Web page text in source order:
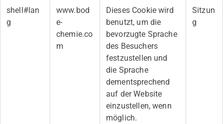
shell#lan
g
www.bod
e-
chemie.co
m
Dieses Cookie wird
benutzt, um die
bevorzugte Sprache
des Besuchers
festzustellen und
die Sprache
dementsprechend
auf der Website
einzustellen, wenn
möglich.
Sitzun
g